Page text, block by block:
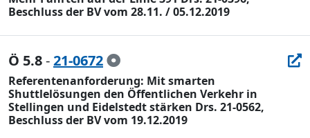
Beschluss der BV vom 28.11. / 05.12.2019
Ö 5.8-21-0672
Referentenanforderung: Mit smarten
Shuttlelösungen den Öffentlichen Verkehr in
Stellingen und Eidelstedt stärken Drs. 21-0562,
Beschluss der BV vom 19.12.2019